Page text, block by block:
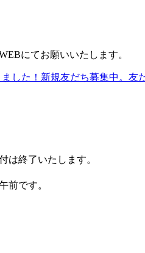
にてお願いいたします。
は終了いたします。
前です。